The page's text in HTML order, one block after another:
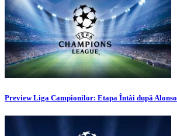
Preview Liga Campionilor: Etapa Întâi după Alonso